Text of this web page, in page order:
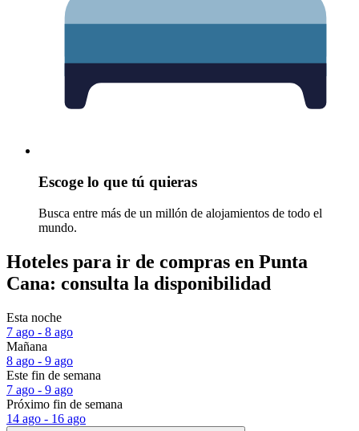
Escoge lo que tú quieras
Busca entre más de un millón de alojamientos de todo el
mundo.
Hoteles para ir de compras en Punta
Cana: consulta la disponibilidad
Esta noche
7 ago - 8 ago
Mañana
8 ago - 9 ago
Este fin de semana
7 ago - 9 ago
Próximo fin de semana
14 ago - 16 ago